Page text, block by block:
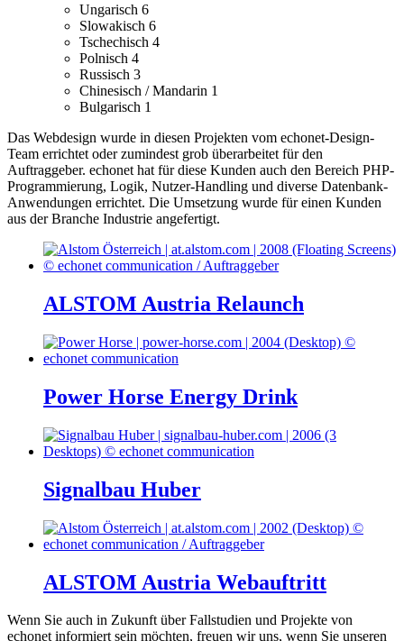
Ungarisch 6
Slowakisch 6
Tschechisch 4
Polnisch 4
Russisch 3
Chinesisch / Mandarin 1
Bulgarisch 1
Das Webdesign wurde in diesen Projekten vom echonet-Design-
Team errichtet oder zumindest grob überarbeitet für den
Auftraggeber. echonet hat für diese Kunden auch den Bereich PHP-
Programmierung, Logik, Nutzer-Handling und diverse Datenbank-
Anwendungen errichtet. Die Umsetzung wurde für einen Kunden
aus der Branche Industrie angefertigt.
ALSTOM Austria Relaunch
Power Horse Energy Drink
Signalbau Huber
ALSTOM Austria Webauftritt
Wenn Sie auch in Zukunft über Fallstudien und Projekte von
echonet informiert sein möchten, freuen wir uns, wenn Sie unseren